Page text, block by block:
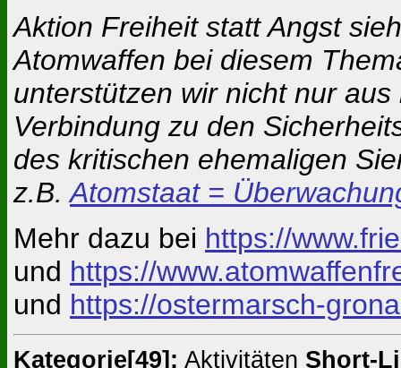
Aktion Freiheit statt Angst
Atomwaffen bei diesem
unterstützen wir nicht nur
Verbindung zu den
des kritischen ehemaligen
z.B.Atomstaat =
Mehr dazu bei https://
und https://
und https://ostermarsch-
Kategorie[49]: Aktivitäten Short-